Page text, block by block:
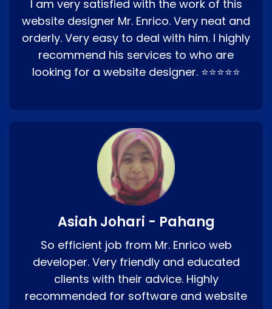
I am very satisfied with the work of this
website designer Mr. Enrico. Very neat and
orderly. Very easy to deal with him. I highly
recommend his services to who are
looking for a website designer. ⭐⭐⭐⭐⭐
Asiah Johari - Pahang
So efficient job from Mr. Enrico web
developer. Very friendly and educated
clients with their advice. Highly
recommended for software and website